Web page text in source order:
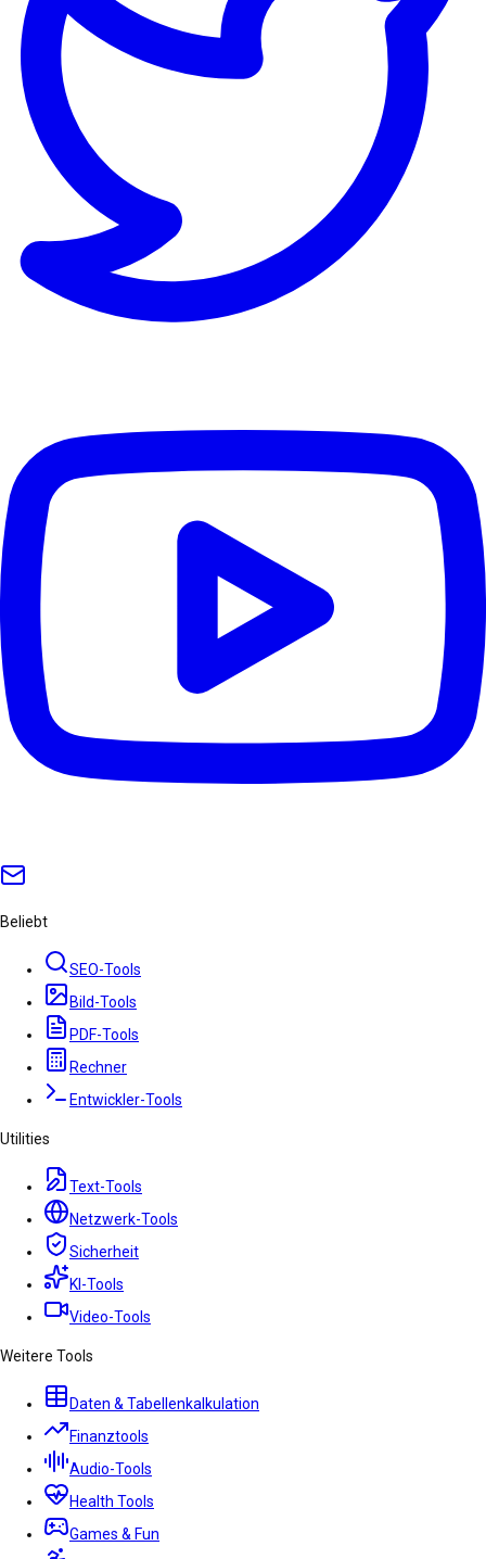
Beliebt
SEO-Tools
Bild-Tools
PDF-Tools
Rechner
Entwickler-Tools
Utilities
Text-Tools
Netzwerk-Tools
Sicherheit
KI-Tools
Video-Tools
Weitere Tools
Daten & Tabellenkalkulation
Finanztools
Audio-Tools
Health Tools
Games & Fun